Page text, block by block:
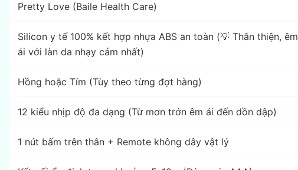
Pretty Love (Baile Health Care)
Silicon y tế 100% kết hợp nhựa ABS an toàn (💡 Thân thiện, êm
ái với làn da nhạy cảm nhất)
Hồng hoặc Tím (Tùy theo từng đợt hàng)
12 kiểu nhịp độ đa dạng (Từ mơn trớn êm ái đến dồn dập)
1 nút bấm trên thân + Remote không dây vật lý